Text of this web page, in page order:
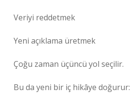
Veriyi reddetmek
Yeni açıklama üretmek
Çoğu zaman üçüncü yol seçilir.
Bu da yeni bir iç hikâye doğurur: